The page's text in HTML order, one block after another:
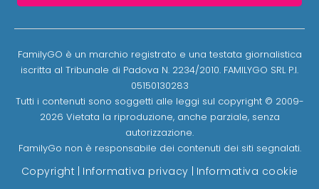
FamilyGO è un marchio registrato e una testata giornalistica
iscritta al Tribunale di Padova N. 2234/2010. FAMILYGO SRL P.I.
05150130283
Tutti i contenuti sono soggetti alle leggi sul copyright © 2009-
2026 Vietata la riproduzione, anche parziale, senza
autorizzazione.
FamilyGo non è responsabile dei contenuti dei siti segnalati.
Copyright | Informativa privacy | Informativa cookie